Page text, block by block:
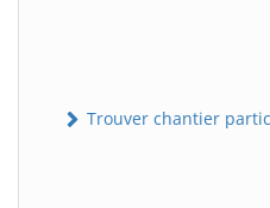
Trouver chantier